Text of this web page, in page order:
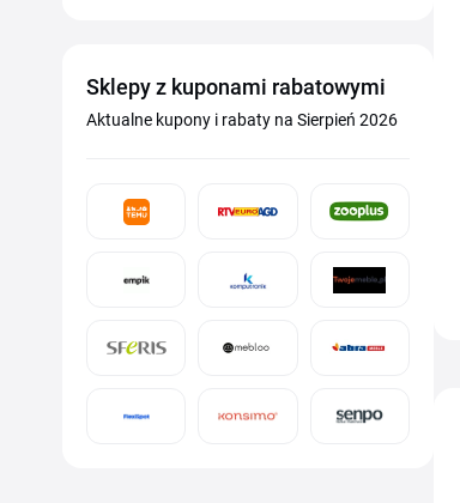
Sklepy z kuponami rabatowymi
Aktualne kupony i rabaty na Sierpień 2026